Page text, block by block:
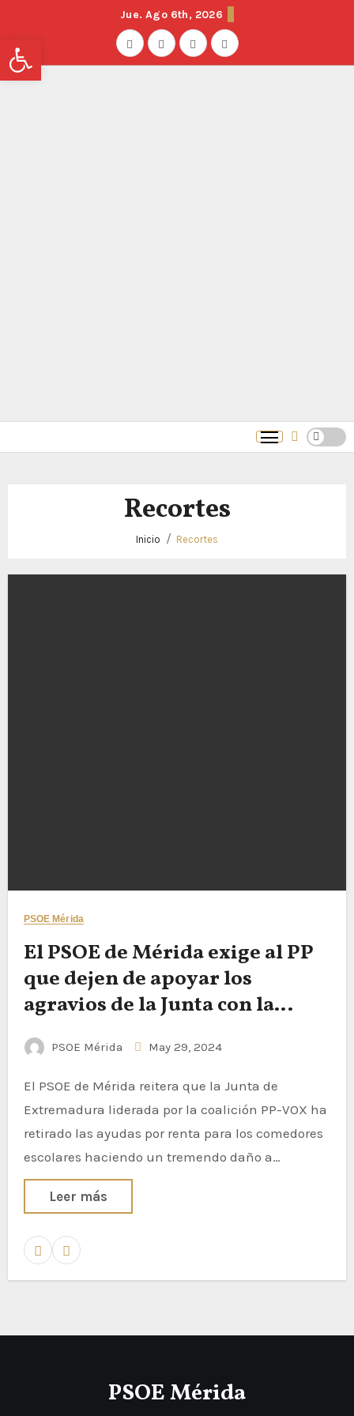
Jue. Ago 6th, 2026
Recortes
Inicio Recortes
PSOE Mérida
El PSOE de Mérida exige al PP
que dejen de apoyar los
agravios de la Junta con la
capital extremeña
PSOE Mérida May 29, 2024
El PSOE de Mérida reitera que la Junta de
Extremadura liderada por la coalición PP-VOX ha
retirado las ayudas por renta para los comedores
escolares haciendo un tremendo daño a…
Leer más
PSOE Mérida
Abrir barra de herramientas